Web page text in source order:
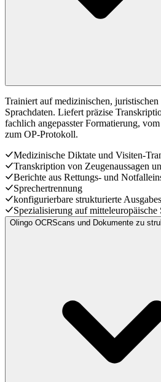
Trainiert auf medizinischen,
Sprachdaten. Liefert präzise
fachlich angepasster Formatierung,
zum OP-Protokoll.
Medizinische Diktate und Visiten-
Transkription von Zeugenaussagen
Berichte aus Rettungs- und
Sprechertrennung
konfigurierbare strukturierte
Spezialisierung auf mitteleuropäische
Olingo OCRScans und Dokumente zu